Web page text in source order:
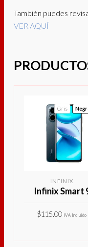
También puedes
VER AQUÍ
Gris
INFINIX
Infinix Smart
$115.00 IVA Incluido